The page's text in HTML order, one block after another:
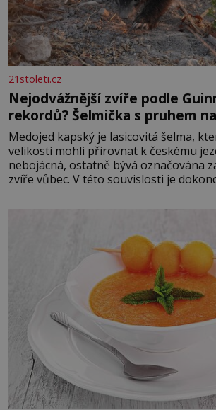
21stoleti.cz
Nejodvážnější zvíře podle
rekordů? Šelmička s pruhem
Medojed kapský je lasicovitá šelma,
velikostí mohli přirovnat k českému
nebojácná, ostatně bývá označována
zvíře vůbec. V této souvislosti je